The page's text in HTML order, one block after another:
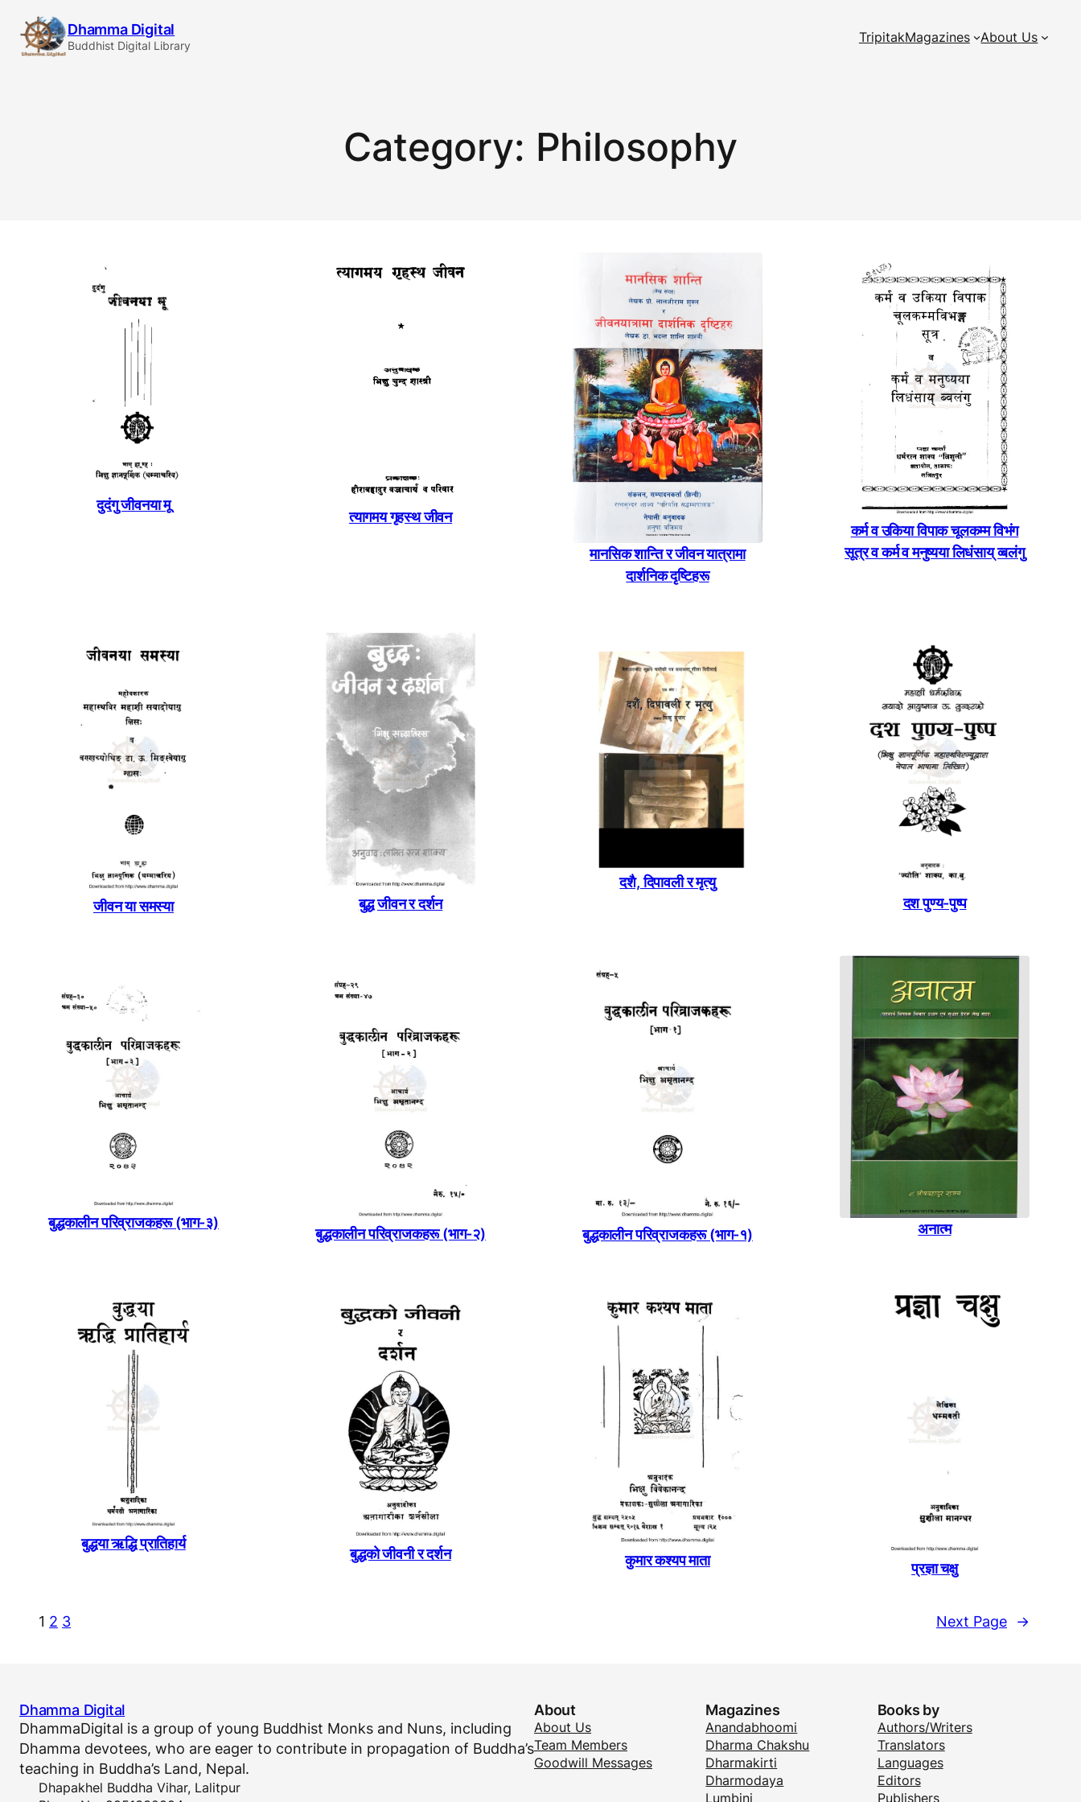
content
Dhamma Digital
Buddhist Digital Library TripitakMagazines About Us
Category: Philosophy
दुदंगु जीवनया मू
त्यागमय गृहस्थ जीवन
मानसिक शान्ति र जीवन यात्रामा
दार्शनिक दृष्टिहरू
कर्म व उकिया विपाक चूलकम्म विभंग
सूत्र व कर्म व मनुष्यया लिधंसाय् व्बलंगु
जीवन या समस्या बुद्ध जीवन र दर्शन
दशै, दिपावली र मृत्यु
दश पुण्य-पुष्प
बुद्धकालीन परिव्राजकहरू (भाग-३)
बुद्धकालीन परिव्राजकहरू (भाग-२) बुद्धकालीन परिव्राजकहरू (भाग-१) अनात्म
बुद्धया ऋद्धि प्रातिहार्य
बुद्धकाे जीवनी र दर्शन कुमार कश्यप माता प्रज्ञा चक्षु
1 2 3 Next Page →
Dhamma Digital
DhammaDigital is a group of young Buddhist Monks and Nuns, including
Dhamma devotees, who are eager to contribute in propagation of Buddha’s
teaching in Buddha’s Land, Nepal.
Dhapakhel Buddha Vihar, Lalitpur
About
About Us
Team Members
Goodwill Messages
Magazines
Anandabhoomi
Dharma Chakshu
Dharmakirti
Dharmodaya
Lumbini
Books by
Authors/Writers
Translators
Languages
Editors
Publishers